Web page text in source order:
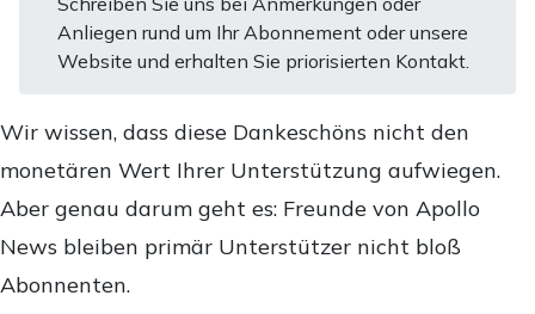
Anliegen rund um Ihr Abonnement oder unsere
Website und erhalten Sie priorisierten Kontakt.
Wir wissen, dass diese Dankeschöns nicht den
monetären Wert Ihrer Unterstützung aufwiegen.
Aber genau darum geht es: Freunde von Apollo
News bleiben primär Unterstützer nicht bloß
Abonnenten.